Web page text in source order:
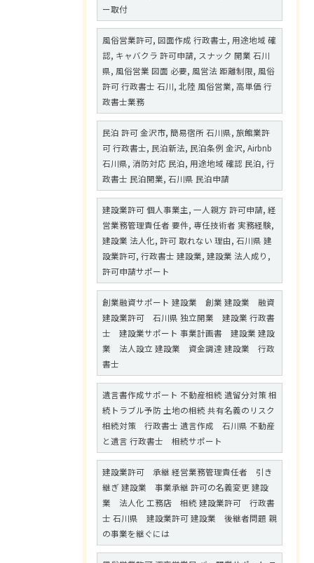
ー取付
風俗営業許可, 図面作成 行政書士, 用途地域 確
認, キャバクラ 許可申請, スナック 開業 石川
県, 風俗営業 図面 必要, 風営法 距離制限, 風俗
許可 行政書士 石川, 北陸 風俗営業, 高単価 行
政書士業務
民泊 許可 金沢市, 簡易宿所 石川県, 旅館業許
可 行政書士, 民泊新法, 民泊条例 金沢, Airbnb
石川県, 消防対応 民泊, 用途地域 確認 民泊, 行
政書士 民泊開業, 石川県 民泊申請
建設業許可 個人事業主, 一人親方 許可申請, 経
営業務管理責任者 要件, 専任技術者 実務経験,
建設業 法人化, 許可 取れない 理由, 石川県 建
設業許可, 行政書士 建設業, 建設業 法人成り,
許可申請サポート
創業融資サポート 建設業 創業 建設業 融資
建設業許可 石川県 独立開業 建設業 行政書
士 建設業サポート 事業計画書 建設業 建設
業 法人設立 建設業 資金調達 建設業 行政
書士
遺言書作成サポート 不動産相続 遺留分対策 相
続トラブル予防 土地の相続 共有名義のリスク
相続対策 行政書士 遺言作成 石川県 不動産
と遺言 行政書士 相続サポート
建設業許可 承継 経営業務管理責任者 引き
継ぎ 建設業 事業承継 許可の名義変更 建設
業 法人化 工務店 相続 建設業許可 行政書
士 石川県 建設業許可 建設業 後継者問題 親
の事業を継ぐには